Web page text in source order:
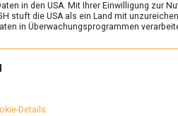
in den USA. Mit Ihrer Einwilligung zur
stuft die USA als ein Land mit
in Überwachungsprogrammen
für die eine Einwilligung
Details